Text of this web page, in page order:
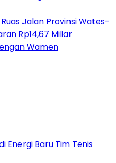
Jalan Provinsi Wates–
Rp14,67 Miliar
Wamen
Energi Baru Tim Tenis